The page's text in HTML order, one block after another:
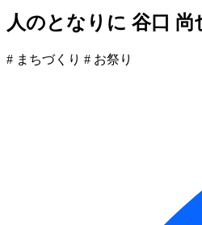
人のとなりに 谷口
# まちづくり # お祭り